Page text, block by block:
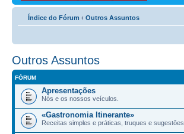
Índice do Fórum ‹ Outros Assuntos
Outros Assuntos
FÓRUM
Apresentações
Nós e os nossos veículos.
«Gastronomia Itinerante»
Receitas simples e práticas, truques e sugestões